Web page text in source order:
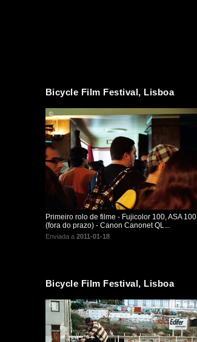
Bicycle Film Festival, Lisboa
Primeiro rolo de filme - Fujicolor 100, ASA 100
(fora do prazo) - Canon Canonet QL...
Enviada a 2011-01-18
Bicycle Film Festival, Lisboa